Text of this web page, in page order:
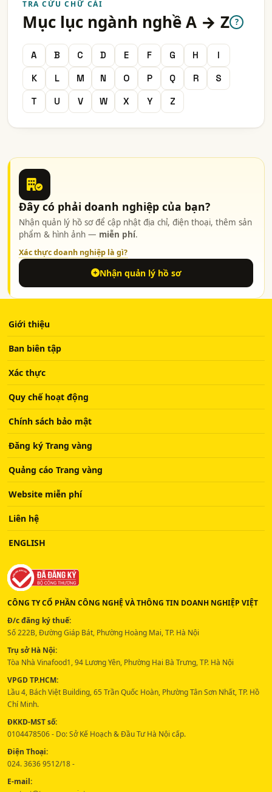
TRA CỨU CHỮ CÁI
Mục lục ngành nghề A → Z ?
A B C D E F G H
I
K
L M N O P Q R
S
T
U V W X Y Z
Đây có phải doanh nghiệp của bạn?
Nhận quản lý hồ sơ để cập nhật địa chỉ, điện thoại, thêm sản
phẩm & hình ảnh — miễn phí.
Xác thực doanh nghiệp là gì?
Nhận quản lý hồ sơ
Giới thiệu
Ban biên tập
Xác thực
Quy chế hoạt động
Chính sách bảo mật
Đăng ký Trang vàng
Quảng cáo Trang vàng
Website miễn phí
Liên hệ
ENGLISH
CÔNG TY CỔ PHẦN CÔNG NGHỆ VÀ THÔNG TIN DOANH NGHIỆP VIỆT
Đ/c đăng ký thuế:
Số 222B, Đường Giáp Bát, Phường Hoàng Mai, TP. Hà Nội
Trụ sở Hà Nội:
Tòa Nhà Vinafood1, 94 Lương Yên, Phường Hai Bà Trưng, TP. Hà Nội
VPGD TP.HCM:
Lầu 4, Bách Việt Building, 65 Trần Quốc Hoàn, Phường Tân Sơn Nhất, TP. Hồ
Chí Minh.
ĐKKD-MST số:
0104478506 - Do: Sở Kế Hoạch & Đầu Tư Hà Nội cấp.
Điện Thoại:
024. 3636 9512/18 -
E-mail: